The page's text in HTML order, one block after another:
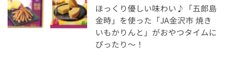
ほっくり優しい味わい♪「五郎島
金時」を使った「JA金沢市 焼き
いもかりんと」がおやつタイムに
ぴったり～！